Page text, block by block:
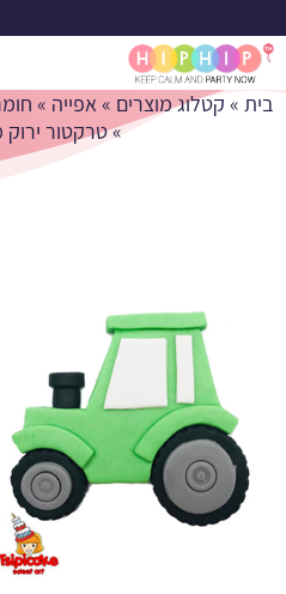
טרקטור
בית » קטלוג מוצרים »אפייה »
»טרקטור